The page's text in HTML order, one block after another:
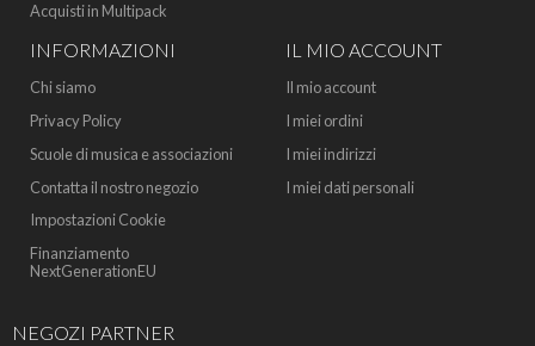
Acquisti in Multipack
INFORMAZIONI
Chi siamo
Privacy Policy
Scuole di musica e associazioni
Contatta il nostro negozio
Impostazioni Cookie
Finanziamento
NextGenerationEU
IL MIO ACCOUNT
Il mio account
I miei ordini
I miei indirizzi
I miei dati personali
NEGOZI PARTNER